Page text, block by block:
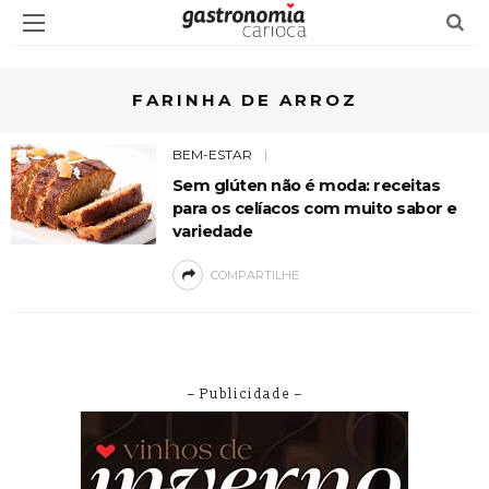
FARINHA DE ARROZ
BEM-ESTAR
Sem glúten não é moda: receitas
para os celíacos com muito sabor e
variedade
COMPARTILHE
– Publicidade –